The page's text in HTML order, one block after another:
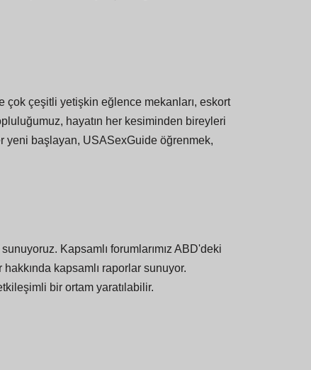
çok çeşitli yetişkin eğlence mekanları, eskort
hayatın her kesiminden bireyleri
yeni başlayan, USASexGuide öğrenmek,
Kapsamlı forumlarımız ABD'deki
kapsamlı raporlar sunuyor.
bir ortam yaratılabilir.